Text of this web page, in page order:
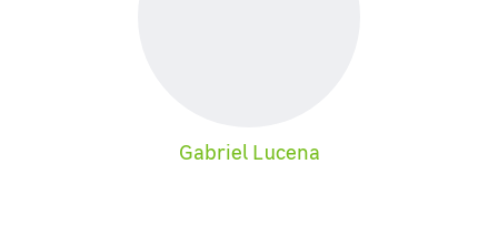
Gabriel Lucena